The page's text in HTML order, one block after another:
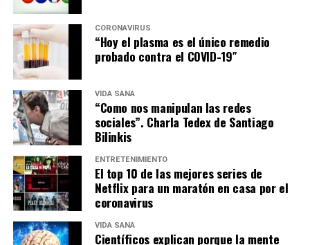
CORONAVIRUS
“Hoy el plasma es el único remedio
probado contra el COVID-19″
VIDA SANA
“Como nos manipulan las redes
sociales”. Charla Tedex de Santiago
Bilinkis
ENTRETENIMIENTO
El top 10 de las mejores series de
Netflix para un maratón en casa por el
coronavirus
VIDA SANA
Científicos explican porque la mente